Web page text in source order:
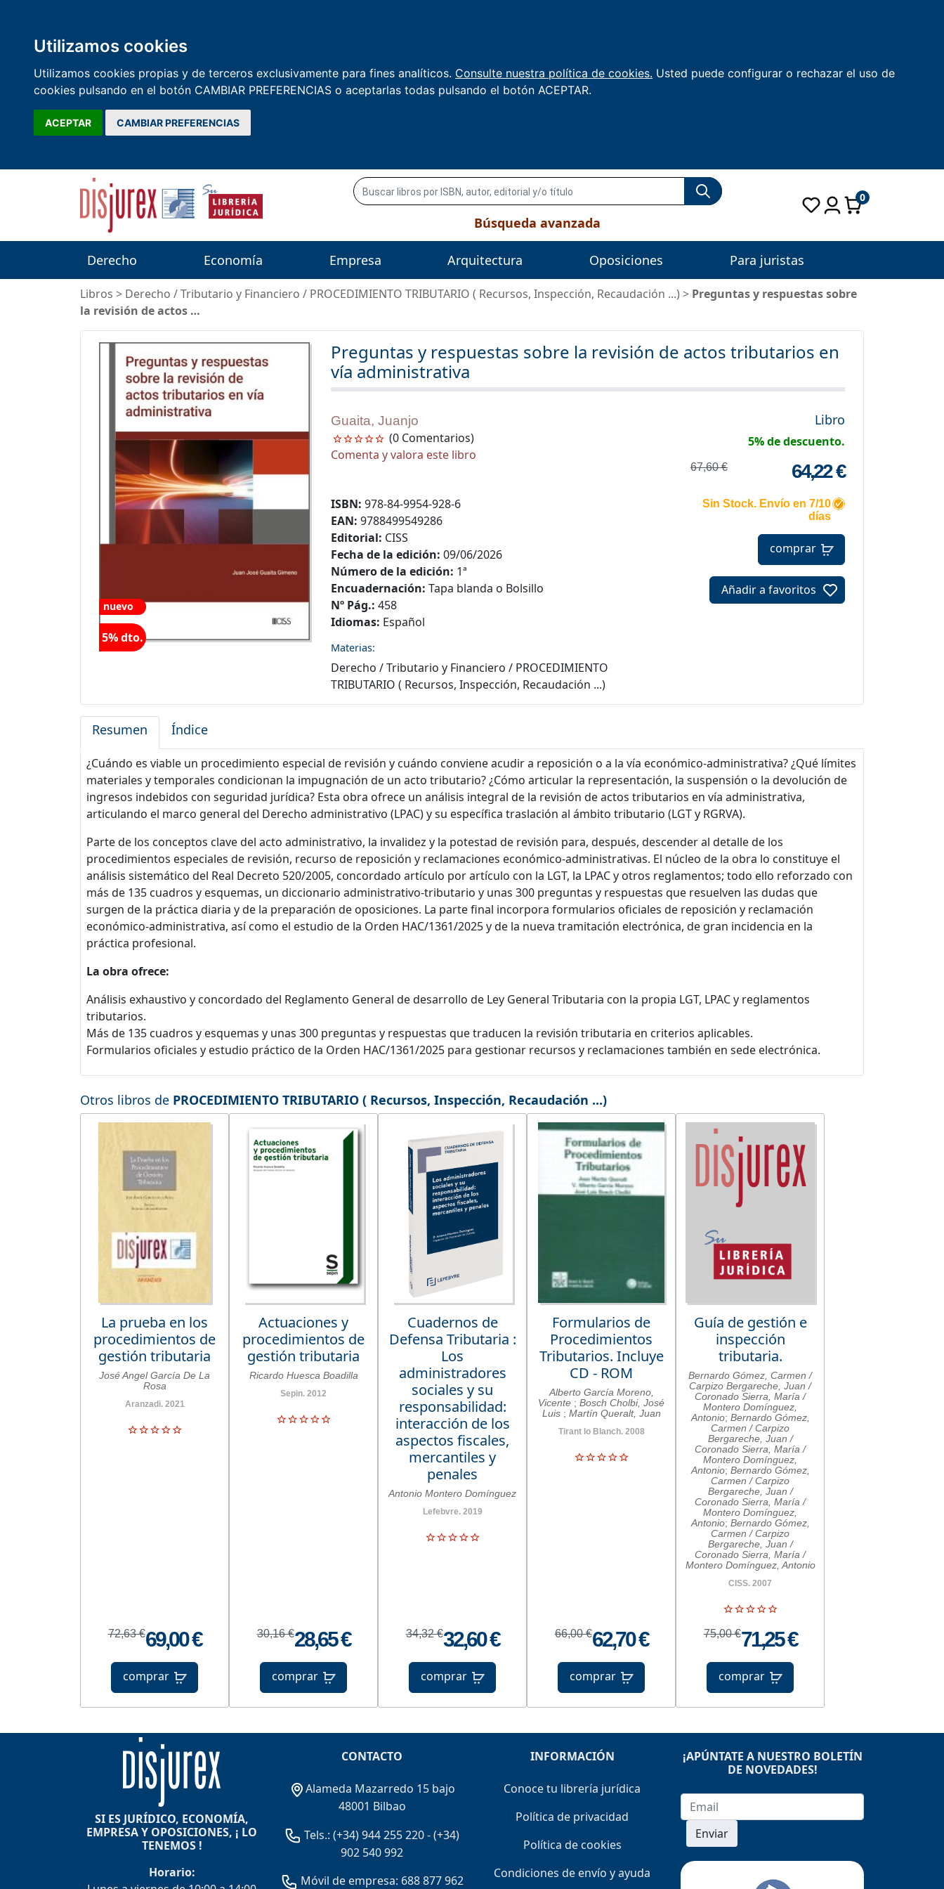
Utilizamos cookies
Utilizamos cookies propias y de terceros exclusivamente para fines analíticos. Consulte nuestra política de cookies. Usted puede configurar o rechazar el uso de
cookies pulsando en el botón CAMBIAR PREFERENCIAS o aceptarlas todas pulsando el botón ACEPTAR.
ACEPTAR CAMBIAR PREFERENCIAS
Búsqueda avanzada
0
Derecho Economía Empresa Arquitectura Oposiciones Para juristas
Libros > Derecho /Tributario y Financiero / PROCEDIMIENTO TRIBUTARIO ( Recursos, Inspección, Recaudación ...) > Preguntas y respuestas sobre
la revisión de actos …
Preguntas y respuestas sobre la revisión de actos tributarios en
vía administrativa
nuevo
5% dto.
Guaita, Juanjo
(0 Comentarios)
Comenta y valora este libro
Libro
5% de descuento.
67,60 € 64,22 €
Sin Stock. Envío en 7/10
días
comprar
Añadir a favoritos
ISBN: 978-84-9954-928-6
EAN: 9788499549286
Editorial: CISS
Fecha de la edición: 09/06/2026
Número de la edición: 1ª
Encuadernación: Tapa blanda o Bolsillo
Nº Pág.: 458
Idiomas: Español
Materias:
Derecho /Tributario y Financiero / PROCEDIMIENTO
TRIBUTARIO ( Recursos, Inspección, Recaudación ...)
Resumen Índice
¿Cuándo es viable un procedimiento especial de revisión y cuándo conviene acudir a reposición o a la vía económico‑administrativa? ¿Qué límites
materiales y temporales condicionan la impugnación de un acto tributario? ¿Cómo articular la representación, la suspensión o la devolución de
ingresos indebidos con seguridad jurídica? Esta obra ofrece un análisis integral de la revisión de actos tributarios en vía administrativa,
articulando el marco general del Derecho administrativo (LPAC) y su específica traslación al ámbito tributario (LGT y RGRVA).
Parte de los conceptos clave del acto administrativo, la invalidez y la potestad de revisión para, después, descender al detalle de los
procedimientos especiales de revisión, recurso de reposición y reclamaciones económico-administrativas. El núcleo de la obra lo constituye el
análisis sistemático del Real Decreto 520/2005, concordado artículo por artículo con la LGT, la LPAC y otros reglamentos; todo ello reforzado con
más de 135 cuadros y esquemas, un diccionario administrativo‑tributario y unas 300 preguntas y respuestas que resuelven las dudas que
surgen de la práctica diaria y de la preparación de oposiciones. La parte final incorpora formularios oficiales de reposición y reclamación
económico‑administrativa, así como el estudio de la Orden HAC/1361/2025 y de la nueva tramitación electrónica, de gran incidencia en la
práctica profesional.
La obra ofrece:
Análisis exhaustivo y concordado del Reglamento General de desarrollo de Ley General Tributaria con la propia LGT, LPAC y reglamentos
tributarios.
Más de 135 cuadros y esquemas y unas 300 preguntas y respuestas que traducen la revisión tributaria en criterios aplicables.
Formularios oficiales y estudio práctico de la Orden HAC/1361/2025 para gestionar recursos y reclamaciones también en sede electrónica.
Otros libros de PROCEDIMIENTO TRIBUTARIO ( Recursos, Inspección, Recaudación ...)
La prueba en los
procedimientos de
gestión tributaria
José Angel García De La
Rosa
Aranzadi. 2021
72,63 €69,00 €
comprar
Actuaciones y
procedimientos de
gestión tributaria
Ricardo Huesca Boadilla
Sepin. 2012
30,16 €28,65 €
comprar
Cuadernos de
Defensa Tributaria :
Los
administradores
sociales y su
responsabilidad:
interacción de los
aspectos fiscales,
mercantiles y
penales
Antonio Montero Domínguez
Lefebvre. 2019
34,32 €32,60 €
comprar
Formularios de
Procedimientos
Tributarios. Incluye
CD - ROM
Alberto García Moreno,
Vicente ;Bosch Cholbi, José
Luis ; Martín Queralt, Juan
Tirant lo Blanch. 2008
66,00 €62,70 €
comprar
Guía de gestión e
inspección
tributaria.
Bernardo Gómez, Carmen /
Carpizo Bergareche, Juan /
Coronado Sierra, María /
Montero Domínguez,
Antonio; Bernardo Gómez,
Carmen / Carpizo
Bergareche, Juan /
Coronado Sierra, María /
Montero Domínguez,
Antonio; Bernardo Gómez,
Carmen / Carpizo
Bergareche, Juan /
Coronado Sierra, María /
Montero Domínguez,
Antonio; Bernardo Gómez,
Carmen / Carpizo
Bergareche, Juan /
Coronado Sierra, María /
Montero Domínguez, Antonio
CISS. 2007
75,00 €71,25 €
comprar
SI ES JURÍDICO, ECONOMÍA,
EMPRESA Y OPOSICIONES, ¡ LO
TENEMOS !
Horario:
CONTACTO
Alameda Mazarredo 15 bajo
48001 Bilbao
Tels.: (+34) 944 255 220-(+34)
902 540 992
Móvil de empresa: 688 877 962
INFORMACIÓN
Conoce tu librería jurídica
Política de privacidad
Política de cookies
Condiciones de envío y ayuda
¡APÚNTATE A NUESTRO BOLETÍN
DE NOVEDADES!
Enviar